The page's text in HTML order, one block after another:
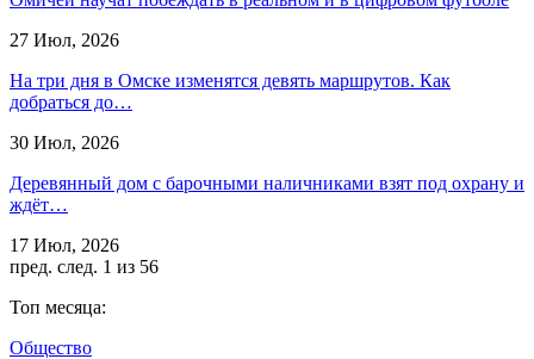
27 Июл, 2026
На три дня в Омске изменятся девять маршрутов. Как
добраться до…
30 Июл, 2026
Деревянный дом с барочными наличниками взят под охрану и
ждёт…
17 Июл, 2026
пред. след. 1 из 56
Топ месяца:
Общество